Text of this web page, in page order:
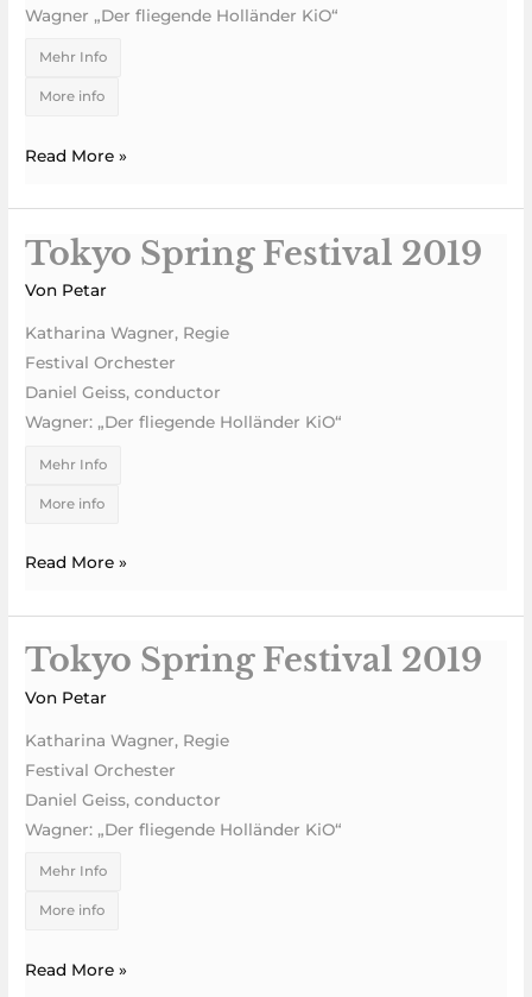
Wagner „Der fliegende Holländer KiO“
Mehr Info
More info
Read More »
Tokyo Spring Festival 2019
Von Petar
Katharina Wagner, Regie
Festival Orchester
Daniel Geiss, conductor
Wagner: „Der fliegende Holländer KiO“
Mehr Info
More info
Tokyo
2019
Read More »
Tokyo Spring Festival 2019
Von Petar
Katharina Wagner, Regie
Festival Orchester
Daniel Geiss, conductor
Wagner: „Der fliegende Holländer KiO“
Mehr Info
More info
Tokyo
2019
Read More »